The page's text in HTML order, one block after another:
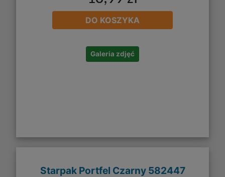
DO KOSZYKA
Galeria zdjęć
Starpak Portfel Czarny 582447